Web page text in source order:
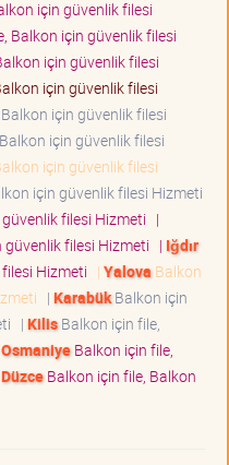
için güvenlik filesi
Balkon için güvenlik filesi
için güvenlik filesi
için güvenlik filesi
için güvenlik filesi
için güvenlik filesi
için güvenlik filesi
için güvenlik filesi Hizmeti
filesi Hizmeti |
filesi Hizmeti | Iğdır
Hizmeti | Yalova Balkon
| KarabükBalkon için
| KilisBalkon için file,
OsmaniyeBalkon için file,
DüzceBalkon için file, Balkon